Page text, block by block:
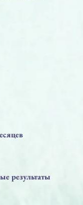
результаты